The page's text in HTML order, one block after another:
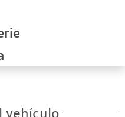
vehículo